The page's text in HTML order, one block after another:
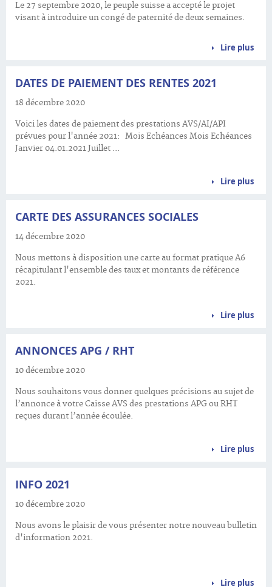
Le 27 septembre 2020, le peuple suisse a accepté le projet
visant à introduire un congé de paternité de deux semaines.
Lire plus
DATES DE PAIEMENT DES RENTES 2021
18 décembre 2020
Voici les dates de paiement des prestations AVS/AI/API
prévues pour l'année 2021: Mois Echéances Mois Echéances
Janvier 04.01.2021 Juillet ...
Lire plus
CARTE DES ASSURANCES SOCIALES
14 décembre 2020
Nous mettons à disposition une carte au format pratique A6
récapitulant l'ensemble des taux et montants de référence
2021.
Lire plus
ANNONCES APG / RHT
10 décembre 2020
Nous souhaitons vous donner quelques précisions au sujet de
l’annonce à votre Caisse AVS des prestations APG ou RHT
reçues durant l’année écoulée.
Lire plus
INFO 2021
10 décembre 2020
Nous avons le plaisir de vous présenter notre nouveau bulletin
d'information 2021.
Lire plus